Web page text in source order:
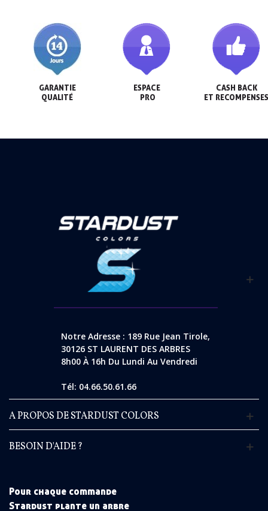
GARANTIE
QUALITÉ
ESPACE
PRO
CASH BACK
ET
Notre Adresse : 189 Rue Jean Tirole,
30126 ST LAURENT DES ARBRES
8h00 À 16h Du Lundi Au Vendredi
Tél: 04.66.50.61.66
A PROPOS DE STARDUST COLORS
BESOIN D'AIDE ?
Pour chaque commande
Stardust plante un arbre